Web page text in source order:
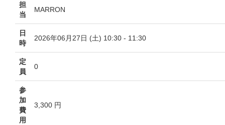
担
当
MARRON
日
時
2026年06月27日 (土) 10:30 - 11:30
定
員
0
参
加
費
用
3,300 円